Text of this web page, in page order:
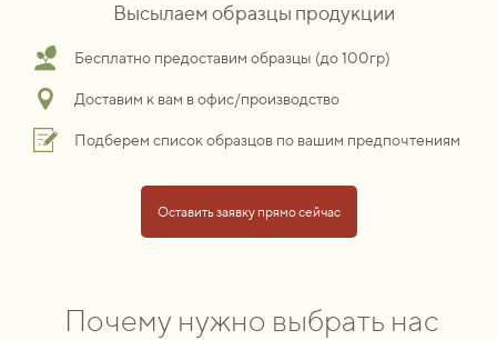
Высылаем образцы продукции
Бесплатно предоставим образцы (до 100гр)
Доставим к вам в офис/производство
Подберем список образцов по вашим предпочтениям
Оставить заявку прямо сейчас
Почему нужно выбрать нас